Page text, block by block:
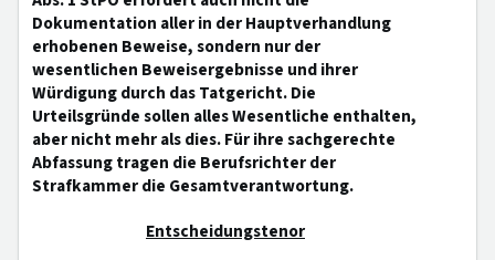
Dokumentation aller in der Hauptverhandlung
erhobenen Beweise, sondern nur der
wesentlichen Beweisergebnisse und ihrer
Würdigung durch das Tatgericht. Die
Urteilsgründe sollen alles Wesentliche enthalten,
aber nicht mehr als dies. Für ihre sachgerechte
Abfassung tragen die Berufsrichter der
Strafkammer die Gesamtverantwortung.
Entscheidungstenor